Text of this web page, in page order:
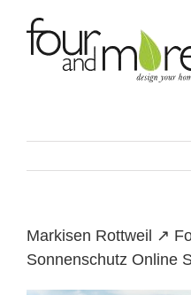
content
Markisen Rottweil ↗️
Sonnenschutz Online